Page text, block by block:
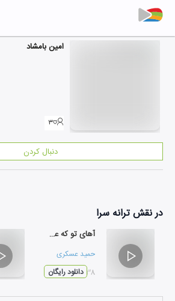
امین بامشاد
۳
دنبال کردن
در نقشترانه سرا
آهای تو که عشق منی (اجرای زنده کنسرت)
حمید عسکری
۰۳:۳۸دانلود رایگان